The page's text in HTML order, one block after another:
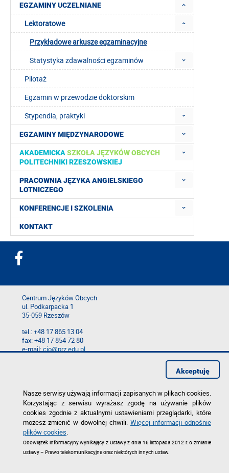
EGZAMINY UCZELNIANE
Lektoratowe
Przykładowe arkusze egzaminacyjne
Statystyka zdawalności egzaminów
Pilotaż
Egzamin w przewodzie doktorskim
Stypendia, praktyki
EGZAMINY MIĘDZYNARODOWE
AKADEMICKA SZKOŁA JĘZYKÓW OBCYCH
POLITECHNIKI RZESZOWSKIEJ
PRACOWNIA JĘZYKA ANGIELSKIEGO
LOTNICZEGO
KONFERENCJE I SZKOLENIA
KONTAKT
Centrum Języków Obcych
ul. Podkarpacka 1
35-059 Rzeszów
tel.: +48 17 865 13 04
fax: +48 17 854 72 80
e-mail:cjo@prz.edu.pl
Zgłoś błąd na stronie
Nasze serwisy używają informacji zapisanych w plikach cookies.
Korzystając z serwisu wyrażasz zgodę na używanie plików
cookies zgodnie z aktualnymi ustawieniami przeglądarki, które
możesz zmienić w dowolnej chwili. Więcej informacji odnośnie
plików cookies.
Obowiązek informacyjny wynikający z Ustawy z dnia 16 listopada 2012 r. o zmianie
ustawy – Prawo telekomunikacyjne oraz niektórych innych ustaw.
Akceptuję